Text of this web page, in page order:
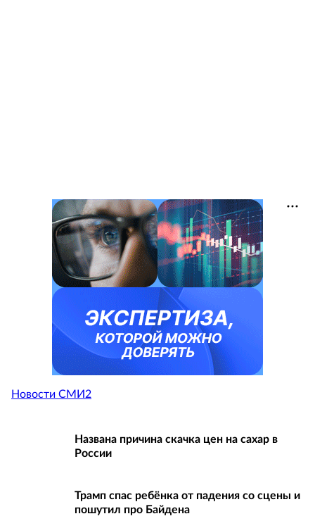
Новости СМИ2
Названа причина скачка цен на сахар в
России
Трамп спас ребёнка от падения со сцены и
пошутил про Байдена